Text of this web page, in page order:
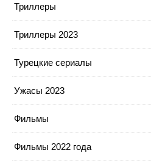
Триллеры
Триллеры 2023
Турецкие сериалы
Ужасы 2023
Фильмы
Фильмы 2022 года